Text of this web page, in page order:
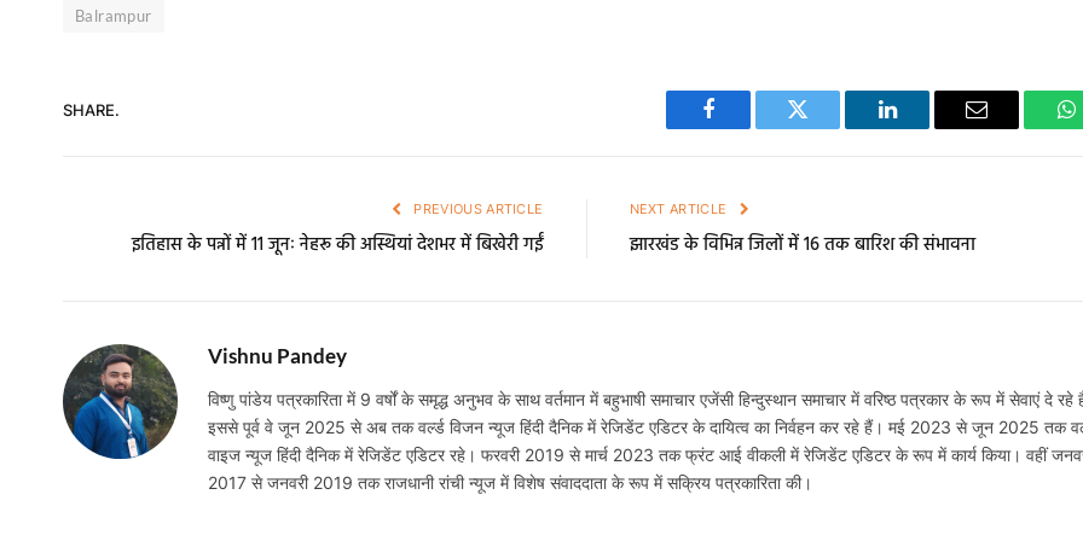
Balrampur
SHARE.
Facebook Twitter LinkedIn Email
PREVIOUS ARTICLE
इतिहास के पन्नों में 11 जूनः नेहरू की अस्थियां देशभर में बिखेरी गईं
NEXT ARTICLE
झारखंड के विभिन्न जिलों में 16 तक बारिश की संभावना
Vishnu Pandey
विष्णु पांडेय पत्रकारिता में 9 वर्षों के समृद्ध अनुभव के साथ वर्तमान में बहुभाषी समाचार एजेंसी हिन्दुस्थान समाचार में वरिष्ठ पत्रकार के रूप में सेवाएं दे रहे
इससे पूर्व वे जून 2025 से अब तक वर्ल्ड विजन न्यूज हिंदी दैनिक में रेजिडेंट एडिटर के दायित्व का निर्वहन कर रहे हैं। मई 2023 से जून 2025 तक
वाइज न्यूज हिंदी दैनिक में रेजिडेंट एडिटर रहे। फरवरी 2019 से मार्च 2023 तक फ्रंट आई वीकली में रेजिडेंट एडिटर के रूप में कार्य किया। वहीं
2017 से जनवरी 2019 तक राजधानी रांची न्यूज में विशेष संवाददाता के रूप में सक्रिय पत्रकारिता की।